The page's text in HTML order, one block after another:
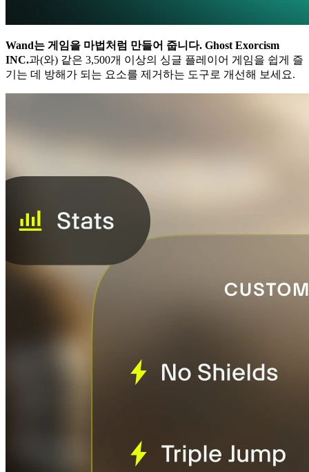
Wand는 게임을 마법처럼 만들어 줍니다. Ghost Exorcism
INC.과(와) 같은 3,500개 이상의 싱글 플레이어 게임을 쉽게 즐
기는 데 방해가 되는 요소를 제거하는 도구로 개선해 보세요.